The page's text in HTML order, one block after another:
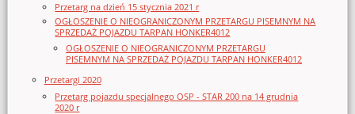
Przetarg na dzień 15 stycznia 2021 r
OGŁOSZENIE O NIEOGRANICZONYM PRZETARGU PISEMNYM NA
SPRZEDAŻ POJAZDU TARPAN HONKER4012
OGŁOSZENIE O NIEOGRANICZONYM PRZETARGU
PISEMNYM NA SPRZEDAŻ POJAZDU TARPAN HONKER4012
Przetargi 2020
Przetarg pojazdu specjalnego OSP - STAR 200 na 14 grudnia
2020 r